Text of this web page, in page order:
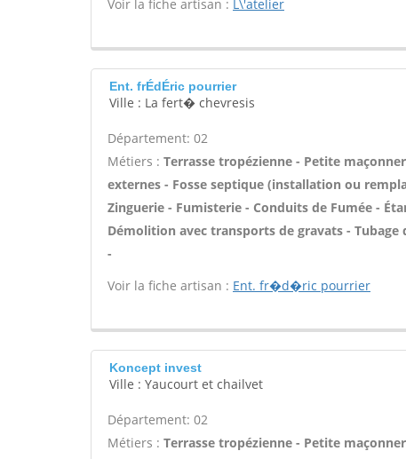
Voir la fiche artisan : L\'atelier
Ent. frÉdÉric pourrier
Ville : La fert� chevresis
Département: 02
Métiers : Terrasse tropézienne - Petite
externes - Fosse septique (installation ou
Zinguerie - Fumisterie - Conduits de Fumée -
Démolition avec transports de gravats -
-
Voir la fiche artisan : Ent. fr�d�ric pourrier
Koncept invest
Ville : Yaucourt et chailvet
Département: 02
Métiers : Terrasse tropézienne - Petite